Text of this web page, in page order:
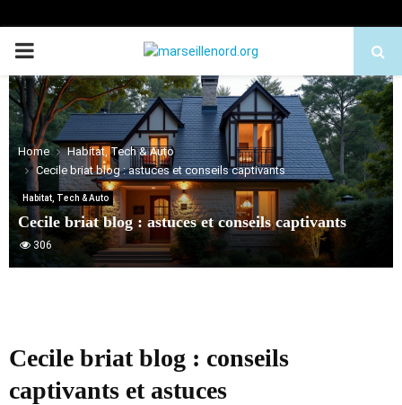
PRIMARY
MENU
Home
Habitat, Tech & Auto
Cecile briat blog : astuces et conseils captivants
Habitat, Tech & Auto
Cecile briat blog : astuces et conseils captivants
306
Cecile briat blog : conseils
captivants et astuces